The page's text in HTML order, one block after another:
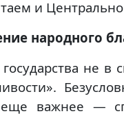
и
народного
не
еще важнее —